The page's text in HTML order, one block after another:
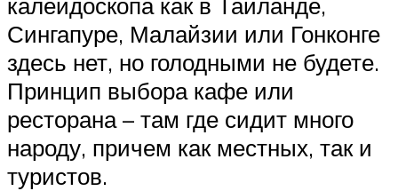
Сингапуре, Малайзии или Гонконге
здесь нет, но голодными не будете.
Принцип выбора кафе или
ресторана – там где сидит много
народу, причем как местных, так и
туристов.